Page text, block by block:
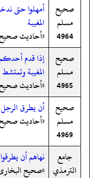
صحيح
مسلم
4964
أمهلوا حتى
المغيبة
«أحاديث
صحيح
مسلم
4965
إذا قدم
المغيبة
«أحاديث
صحيح
مسلم
4969
أن يطرق الرجل
«أحاديث
جامع
الترمذي
نهاهم أن